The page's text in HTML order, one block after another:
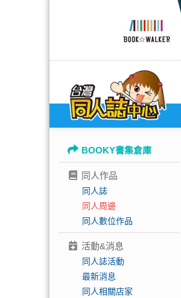
BOOKY書集倉庫
同人作品
同人誌
同人周邊
同人數位作品
活動&消息
同人誌活動
最新消息
同人相關店家